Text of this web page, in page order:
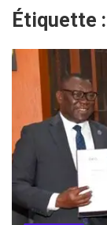
Étiquette :